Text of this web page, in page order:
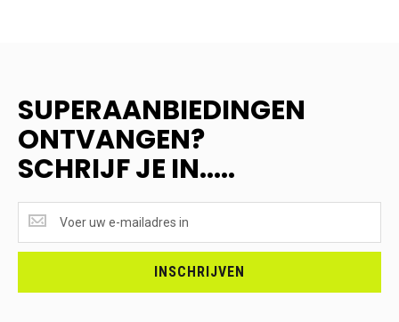
SUPERAANBIEDINGEN
ONTVANGEN?
SCHRIJF JE IN.....
ONTVANGEN?
<br>SCHRIJF
INSCHRIJVEN